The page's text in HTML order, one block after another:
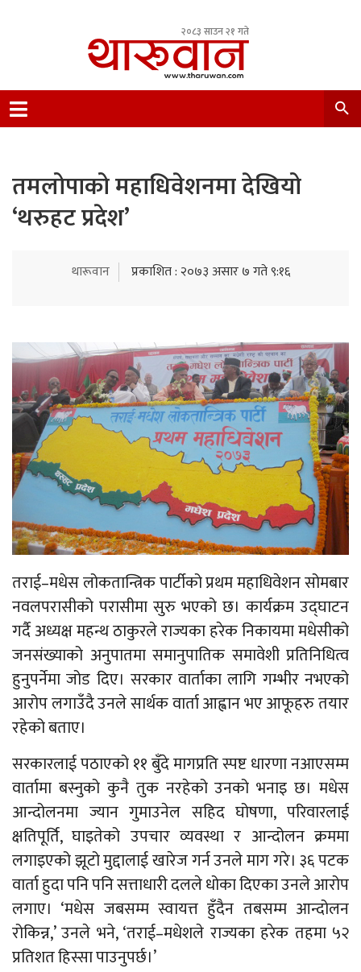
२०८३ साउन २१ गते
Nepal.
तमलोपाको महाधिवेशनमा देखियो
‘थरुहट प्रदेश’
थारूवान प्रकाशित : २०७३ असार ७ गते ९:१६
तराई–मधेस लोकतान्त्रिक पार्टीको प्रथम महाधिवेशन सोमबार
नवलपरासीको परासीमा सुरु भएको छ। कार्यक्रम उद्घाटन
गर्दै अध्यक्ष महन्थ ठाकुरले राज्यका हरेक निकायमा मधेसीको
जनसंख्याको अनुपातमा समानुपातिक समावेशी प्रतिनिधित्व
हुनुपर्नेमा जोड दिए। सरकार वार्ताका लागि गम्भीर नभएको
आरोप लगाउँदै उनले सार्थक वार्ता आह्वान भए आफूहरु तयार
रहेको बताए।
सरकारलाई पठाएको ११ बुँदे मागप्रति स्पष्ट धारणा नआएसम्म
वार्तामा बस्नुको कुनै तुक नरहेको उनको भनाइ छ। मधेस
आन्दोलनमा ज्यान गुमाउनेल सहिद घोषणा, परिवारलाई
क्षतिपूर्ति, घाइतेको उपचार व्यवस्था र आन्दोलन क्रममा
लगाइएको झूटो मुद्दालाई खारेज गर्न उनले माग गरे। ३६ पटक
वार्ता हुदा पनि पनि सत्ताधारी दलले धोका दिएका उनले आरोप
लगाए। ‘मधेस जबसम्म स्वायत्त हुँदैन तबसम्म आन्दोलन
रोकिन्न,’ उनले भने, ‘तराई–मधेशले राज्यका हरेक तहमा ५२
प्रतिशत हिस्सा पाउनुपर्छ।’